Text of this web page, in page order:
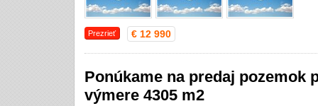
Prezrieť € 12 990
Ponúkame na predaj pozemok
výmere 4305 m2